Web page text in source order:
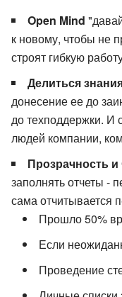
Open Mind
к новому, чтобы не
строят гибкую
Делиться
донесение ее до
до техподдержки. И
людей компании,
Прозрачность и
заполнять отчеты -
сама отчитывается
Прошло 50%
Если
Проведение